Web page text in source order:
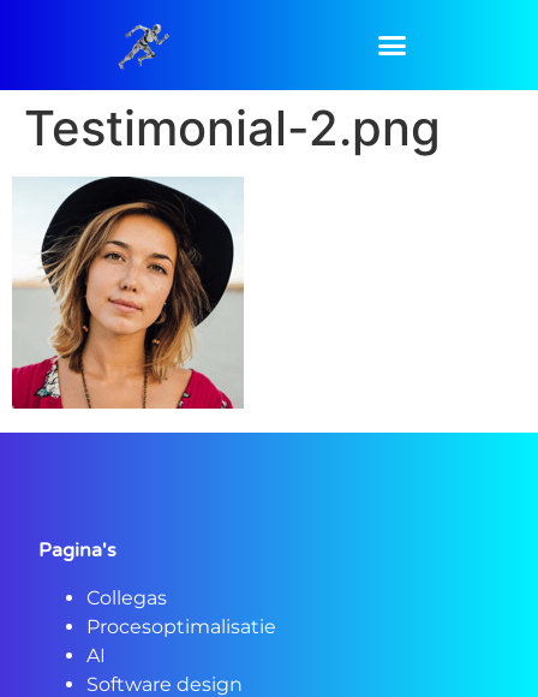
Testimonial-2.png
Pagina's
Collegas
Procesoptimalisatie
AI
Software design